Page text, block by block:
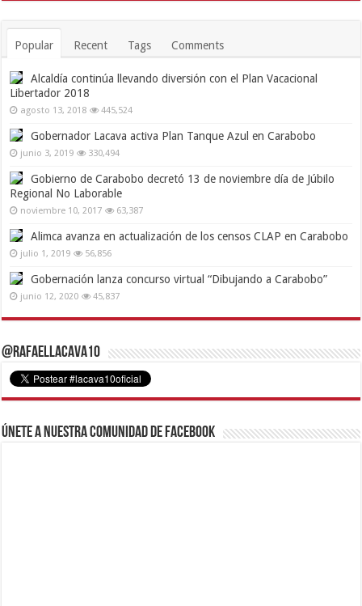
Popular Recent Tags Comments
Alcaldía continúa llevando diversión con el Plan Vacacional
Libertador 2018
agosto 13, 2018 445,524
Gobernador Lacava activa Plan Tanque Azul en Carabobo
junio 3, 2019 330,494
Gobierno de Carabobo decretó 13 de noviembre día de Júbilo
Regional No Laborable
noviembre 10, 2017 63,387
Alimca avanza en actualización de los censos CLAP en Carabobo
julio 1, 2019 56,856
Gobernación lanza concurso virtual “Dibujando a Carabobo”
junio 12, 2020 45,837
@RafaelLacava10
Únete a nuestra comunidad de Facebook